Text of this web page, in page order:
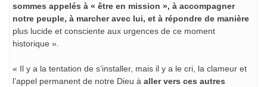
sommes appelés à « être en mission », à accompagner
notre peuple, à marcher avec lui, et à répondre de manière
plus lucide et consciente aux urgences de ce moment
historique ».
« Il y a la tentation de s’installer, mais il y a le cri, la clameur et
l’appel permanent de notre Dieu à aller vers ces autres